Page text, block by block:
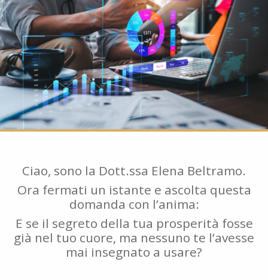
Ciao, sono la Dott.ssa Elena Beltramo.
Ora fermati un istante e ascolta questa
domanda con l’anima:
E se il segreto della tua prosperità fosse
già nel tuo cuore, ma nessuno te l’avesse
mai insegnato a usare?